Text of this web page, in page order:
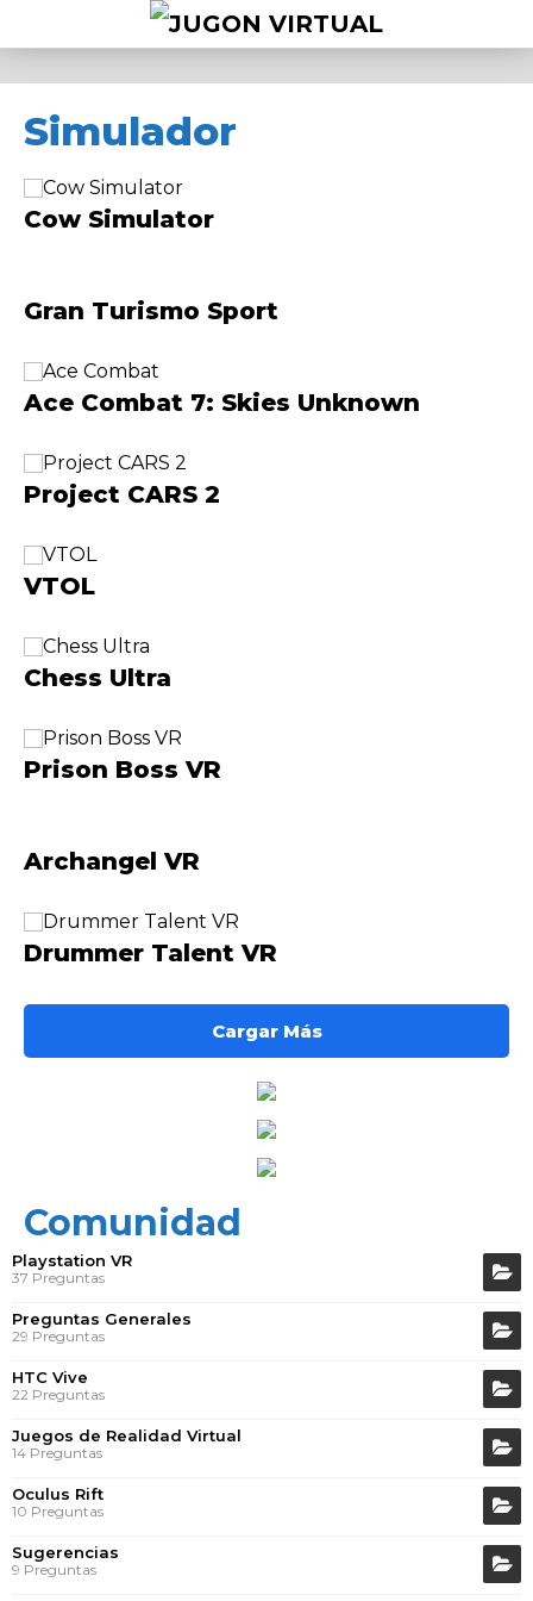
Simulador
Cow Simulator
Gran Turismo Sport
Ace Combat 7: Skies Unknown
Project CARS 2
VTOL
Chess Ultra
Prison Boss VR
Archangel VR
Drummer Talent VR
Cargar Más
Comunidad
Playstation VR
37 Preguntas
Preguntas Generales
29 Preguntas
HTC Vive
22 Preguntas
Juegos de Realidad Virtual
14 Preguntas
Oculus Rift
10 Preguntas
Sugerencias
9 Preguntas